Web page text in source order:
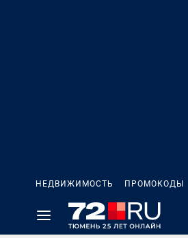
НЕДВИЖИМОСТЬ ПРОМОКОДЫ